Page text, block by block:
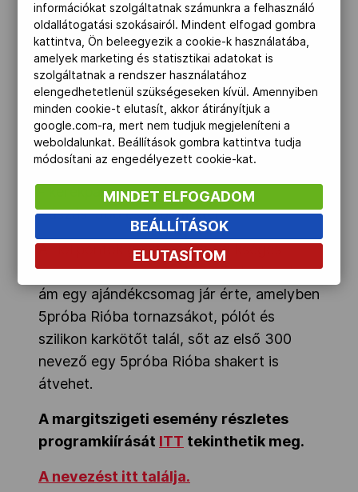
kisorsolásra kerülnek (pl. adidas olimpiai
formaruha vagy kétszemélyes utazás
Olümpiába).
Választható tusák:
- gyaloglás, Nordic Walking: 6 km és 12
km,
- futás: 5,3 km és 21,4 km,
- kerékpározás: 18 km,
- úszás: 300 és 1500 méter
A riói pontok gyűjtéséhez szükséges
regisztráció egyszeri 1000 Ft-ba kerül,
ám egy ajándékcsomag jár érte, amelyben
5próba Rióba tornazsákot, pólót és
szilikon karkötőt talál, sőt az első 300
nevező egy 5próba Rióba shakert is
átvehet.
A margitszigeti esemény részletes
programkiírását ITT tekinthetik meg.
A nevezést itt találja.
információkat szolgáltatnak számunkra a felhasználó
oldallátogatási szokásairól. Mindent elfogad gombra
kattintva, Ön beleegyezik a cookie-k használatába,
amelyek marketing és statisztikai adatokat is
szolgáltatnak a rendszer használatához
elengedhetetlenül szükségeseken kívül. Amennyiben
minden cookie-t elutasít, akkor átirányítjuk a
google.com-ra, mert nem tudjuk megjeleníteni a
weboldalunkat. Beállítások gombra kattintva tudja
módosítani az engedélyezett cookie-kat.
MINDET ELFOGADOM
BEÁLLÍTÁSOK
ELUTASÍTOM